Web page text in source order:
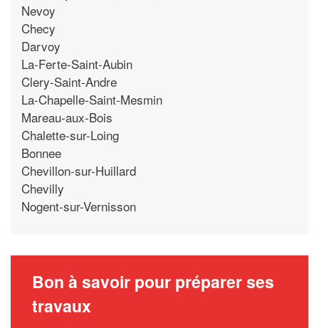
Nevoy
Checy
Darvoy
La-Ferte-Saint-Aubin
Clery-Saint-Andre
La-Chapelle-Saint-Mesmin
Mareau-aux-Bois
Chalette-sur-Loing
Bonnee
Chevillon-sur-Huillard
Chevilly
Nogent-sur-Vernisson
Bon à savoir pour préparer ses
travaux